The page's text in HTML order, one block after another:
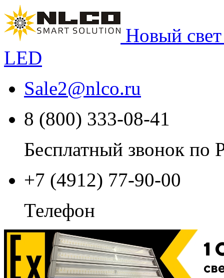
Новый
LED
Sale2@nlco.ru
8 (800) 333-08-41
Бесплатный звонок по
+7 (4912) 77-90-00
Телефон